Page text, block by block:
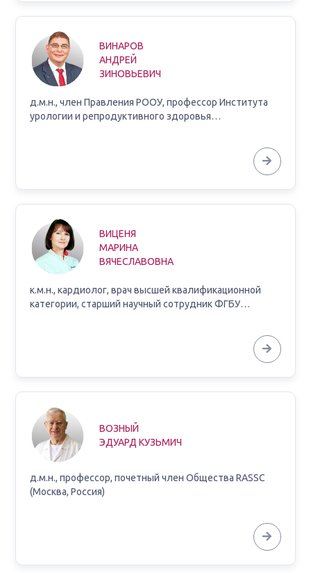
ВИНАРОВ
АНДРЕЙ
ЗИНОВЬЕВИЧ
д.м.н., член Правления РООУ, профессор Института
урологии и репродуктивного здоровья…
ВИЦЕНЯ
МАРИНА
ВЯЧЕСЛАВОВНА
к.м.н., кардиолог, врач высшей квалификационной
категории, старший научный сотрудник ФГБУ…
ВОЗНЫЙ
ЭДУАРД КУЗЬМИЧ
д.м.н., профессор, почетный член Общества RASSC
(Москва, Россия)